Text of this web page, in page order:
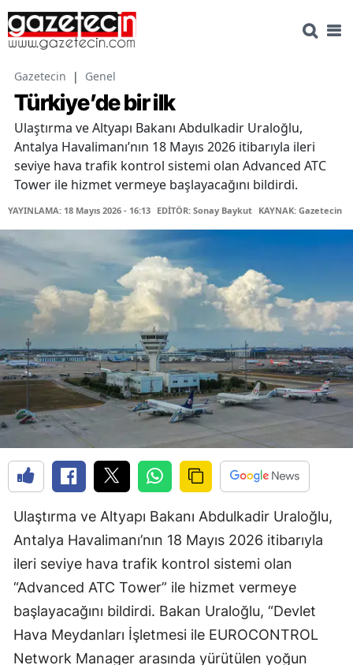
Gazetecin | Genel
Türkiye’de bir ilk
Ulaştırma ve Altyapı Bakanı Abdulkadir Uraloğlu,
Antalya Havalimanı’nın 18 Mayıs 2026 itibarıyla ileri
seviye hava trafik kontrol sistemi olan Advanced ATC
Tower ile hizmet vermeye başlayacağını bildirdi.
YAYINLAMA: 18 Mayıs 2026 - 16:13 EDİTÖR: Sonay Baykut KAYNAK: Gazetecin
Ulaştırma ve Altyapı Bakanı Abdulkadir Uraloğlu,
Antalya Havalimanı’nın 18 Mayıs 2026 itibarıyla
ileri seviye hava trafik kontrol sistemi olan
“Advanced ATC Tower” ile hizmet vermeye
başlayacağını bildirdi. Bakan Uraloğlu, “Devlet
Hava Meydanları İşletmesi ile EUROCONTROL
Network Manager arasında yürütülen yoğun